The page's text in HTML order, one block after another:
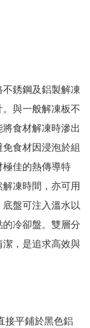
銹鋼及鋁製解凍
與一般解凍板不
食材解凍時滲出
食材因浸泡於組
佳的熱傳導特
凍時間，亦可用
盤可注入溫水以
冷卻盤。雙層分
，是追求高效與